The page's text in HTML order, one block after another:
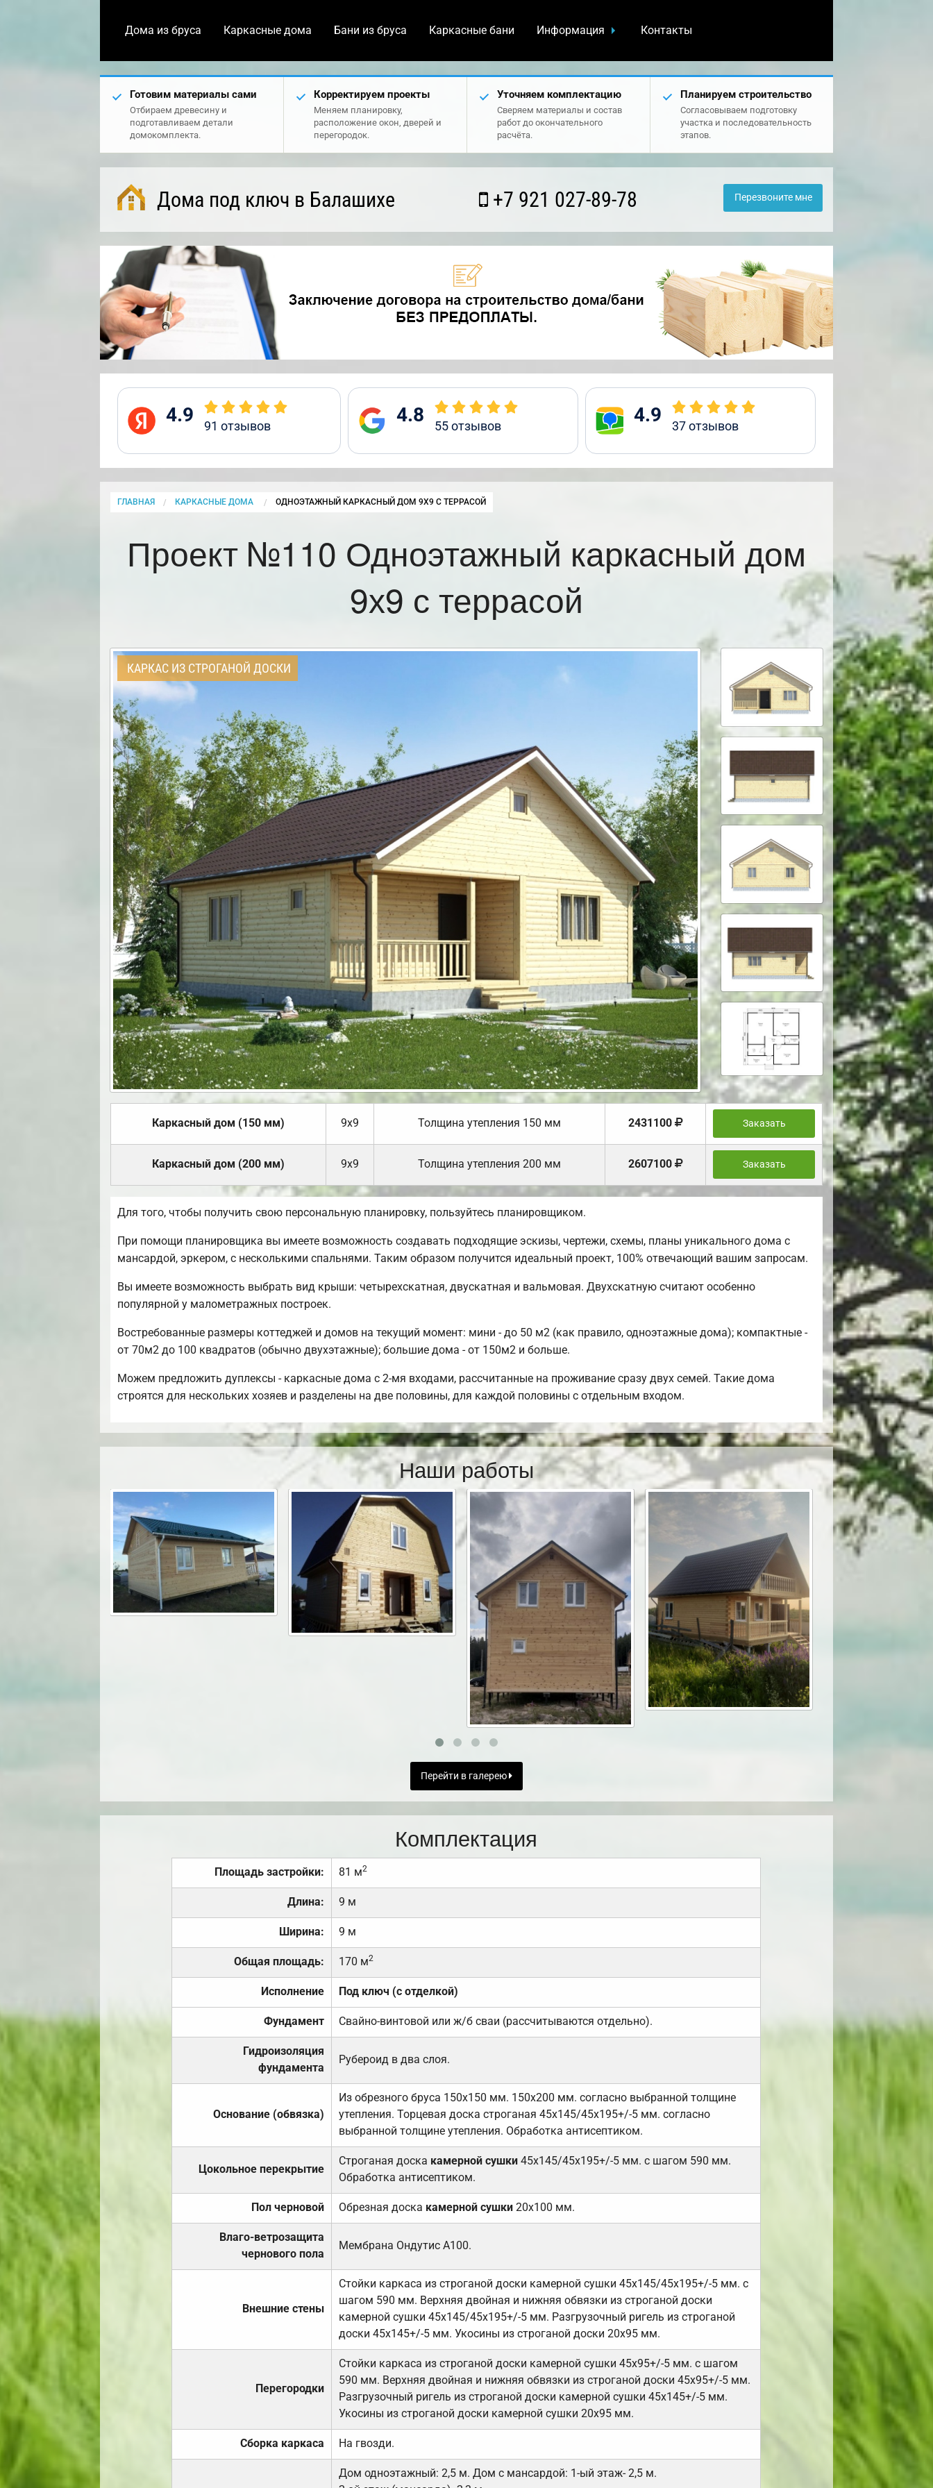
Дома из бруса Каркасные дома Бани из бруса Каркасные бани Информация Контакты
Готовим материалы сами
Отбираем древесину и
подготавливаем детали
домокомплекта.
Корректируем проекты
Меняем планировку,
расположение окон, дверей и
перегородок.
Уточняем комплектацию
Сверяем материалы и состав
работ до окончательного
расчёта.
Планируем строительство
Согласовываем подготовку
участка и последовательность
этапов.
Дома под ключ в Балашихе +7 921 027-89-78 Перезвоните мне
4.9 91 отзывов 4.8 55отзывов 4.9 37отзывов
ГЛАВНАЯ КАРКАСНЫЕ ДОМА CURRENT:
ОДНОЭТАЖНЫЙ КАРКАСНЫЙ ДОМ 9Х9 С ТЕРРАСОЙ
Проект №110 Одноэтажный каркасный дом
9х9 с террасой
КАРКАС ИЗ СТРОГАНОЙ ДОСКИ
Каркасный дом (150 мм) 9х9 Толщина утепления 150 мм 2431100 Заказать
Каркасный дом (200 мм) 9х9 Толщина утепления 200 мм 2607100 Заказать
Для того, чтобы получить свою персональную планировку, пользуйтесь планировщиком.
При помощи планировщика вы имеете возможность создавать подходящие эскизы, чертежи, схемы, планы уникального дома с
мансардой, эркером, с несколькими спальнями. Таким образом получится идеальный проект, 100% отвечающий вашим запросам.
Вы имеете возможность выбрать вид крыши: четырехскатная, двускатная и вальмовая. Двухскатную считают особенно
популярной у малометражных построек.
Востребованные размеры коттеджей и домов на текущий момент: мини - до 50 м2 (как правило, одноэтажные дома); компактные -
от 70м2 до 100 квадратов (обычно двухэтажные); большие дома - от 150м2 и больше.
Можем предложить дуплексы - каркасные дома с 2-мя входами, рассчитанные на проживание сразу двух семей. Такие дома
строятся для нескольких хозяев и разделены на две половины, для каждой половины с отдельным входом.
Наши работы
Перейти в галерею
Комплектация
Площадь застройки: 81 м2
Длина: 9 м
Ширина: 9 м
Общая площадь: 170 м2
Исполнение Под ключ (с отделкой)
Фундамент Свайно-винтовой или ж/б сваи (рассчитываются отдельно).
Гидроизоляция
фундамента
Рубероид в два слоя.
Основание (обвязка)
Из обрезного бруса 150х150 мм. 150х200 мм. согласно выбранной толщине
утепления. Торцевая доска строганая 45х145/45х195+/-5 мм. согласно
выбранной толщине утепления. Обработка антисептиком.
Цокольное перекрытие
Строганая доска камерной сушки 45х145/45х195+/-5 мм. с шагом 590 мм.
Обработка антисептиком.
Пол черновой Обрезная доска камерной сушки20х100 мм.
Влаго-ветрозащита
чернового пола
Мембрана Ондутис А100.
Внешние стены
Стойки каркаса из строганой доски камерной сушки 45х145/45х195+/-5 мм. с
шагом 590 мм. Верхняя двойная и нижняя обвязки из строганой доски
камерной сушки 45х145/45х195+/-5 мм. Разгрузочный ригель из строганой
доски 45х145+/-5 мм. Укосины из строганой доски 20х95 мм.
Перегородки
Стойки каркаса из строганой доски камерной сушки 45х95+/-5 мм. с шагом
590 мм. Верхняя двойная и нижняя обвязки из строганой доски 45х95+/-5 мм.
Разгрузочный ригель из строганой доски камерной сушки 45х145+/-5 мм.
Укосины из строганой доски камерной сушки 20х95 мм.
Сборка каркаса На гвозди.
Дом одноэтажный: 2,5 м. Дом с мансардой: 1-ый этаж- 2,5 м.